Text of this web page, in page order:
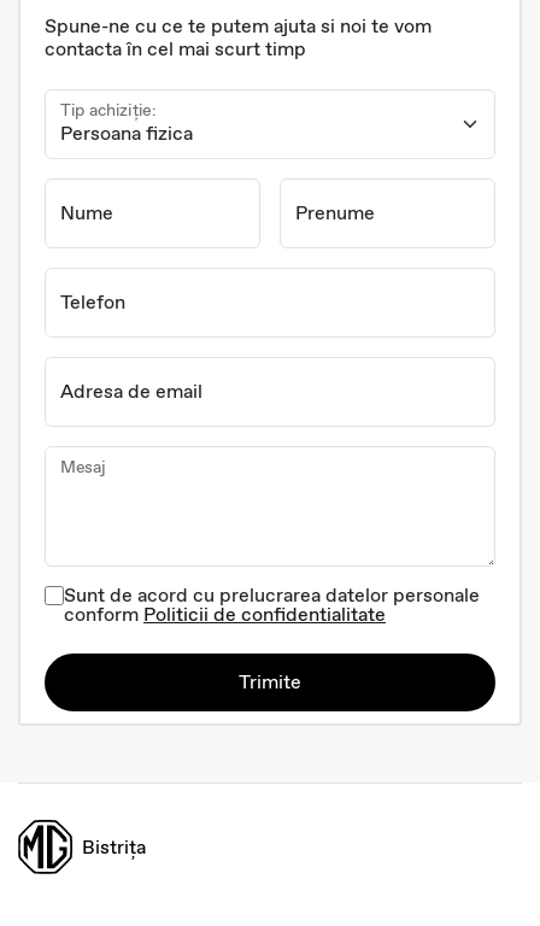
Spune-ne cu ce te putem ajuta si noi te vom
contacta în cel mai scurt timp
Tip achiziție:
Nume Prenume
Telefon
Adresa de email
Mesaj
Sunt de acord cu prelucrarea datelor personale
conform Politicii de confidentialitate
Trimite
Bistrița